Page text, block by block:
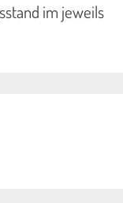
im jeweils